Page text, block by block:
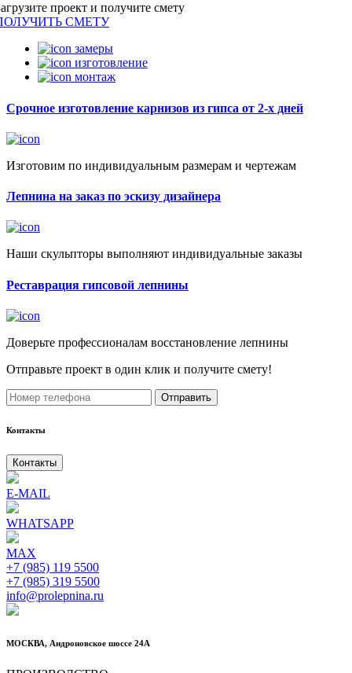
проект и получите смету
СМЕТУ
замеры
изготовление
монтаж
Срочное изготовление карнизов из гипса от 2-х дней
Изготовим по индивидуальным размерам и чертежам
Лепнина на заказ по эскизу дизайнера
Наши скульпторы выполняют индивидуальные заказы
Реставрация гипсовой лепнины
Доверьте профессионалам восстановление лепнины
Отправьте проект в один клик и получите смету!
Отправить
Контакты
Контакты
E-MAIL
WHATSAPP
MAX
+7 (985) 119 5500
+7 (985) 319 5500
info@prolepnina.ru
МОСКВА, Андроновское шоссе 24А